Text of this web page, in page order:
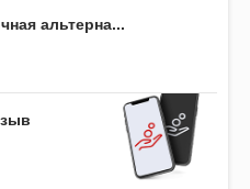
альтерна...